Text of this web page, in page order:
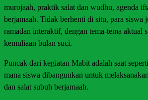
murojaah, praktik salat dan wudhu, agenda
berjamaah. Tidak berhenti di situ, para siswa
ramadan interaktif, dengan tema-tema aktual
kemuliaan bulan suci.
Puncak dari kegiatan Mabit adalah saat
mana siswa dibangunkan untuk
dan salat subuh berjamaah.